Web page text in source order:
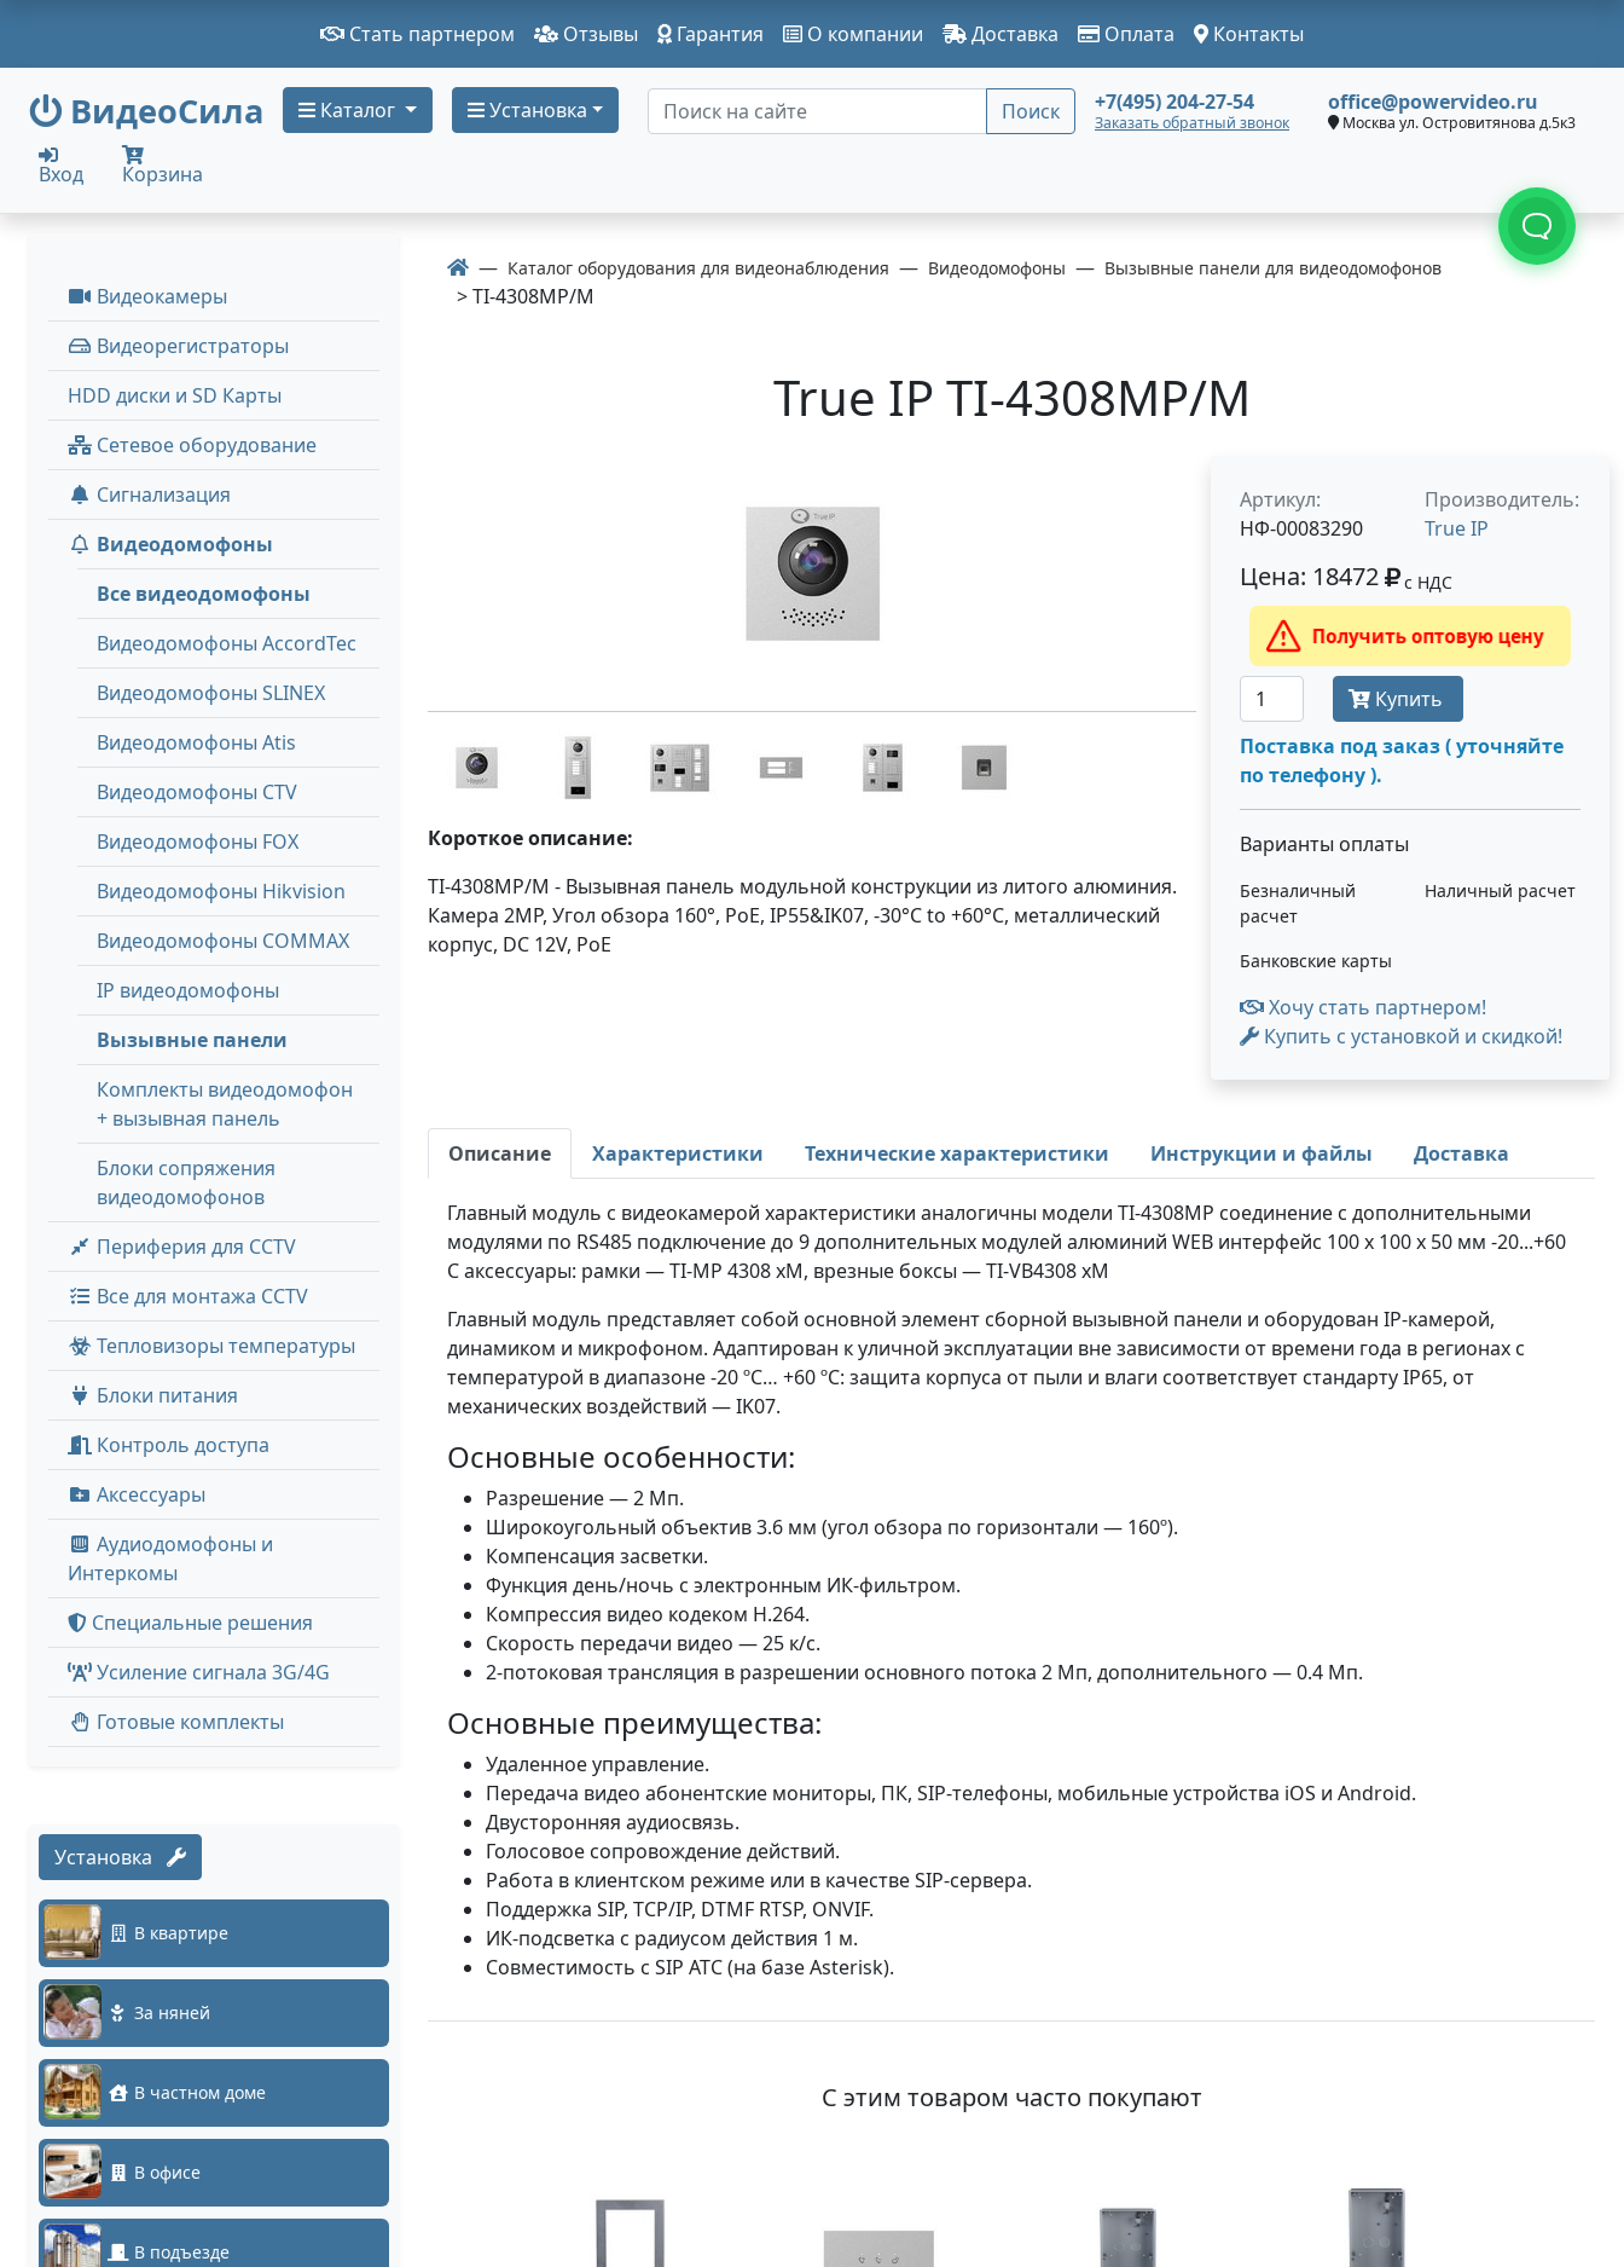
Стать партнером Отзывы Гарантия О компании Доставка Оплата Контакты
ВидеоСила Каталог Установка Поиск +7(495) 204-27-54
Заказать обратный звонок
office@powervideo.ru
Москва ул. Островитянова д.5к3
Вход Корзина
Видеокамеры
Видеорегистраторы
HDD диски и SD Карты
Сетевое оборудование
Сигнализация
Видеодомофоны
Все видеодомофоны
Видеодомофоны AccordTec
Видеодомофоны SLINEX
Видеодомофоны Atis
Видеодомофоны CTV
Видеодомофоны FOX
Видеодомофоны Hikvision
Видеодомофоны COMMAX
IP видеодомофоны
Вызывные панели
Комплекты видеодомофон
+ вызывная панель
Блоки сопряжения
видеодомофонов
Периферия для CCTV
Все для монтажа CCTV
Тепловизоры температуры
Блоки питания
Контроль доступа
Аксессуары
Аудиодомофоны и
Интеркомы
Специальные решения
Усиление сигнала 3G/4G
Готовые комплекты
Установка
В квартире
За няней
В частном доме
В офисе
В подъезде
Каталог оборудования для видеонаблюдения Видеодомофоны Вызывные панели для видеодомофонов
> TI-4308MP/M
True IP TI-4308MP/M
Короткое описание:
TI-4308MP/M - Вызывная панель модульной конструкции из литого алюминия.
Камера 2MP, Угол обзора 160°, PoE, IP55&IK07, -30°C to +60°C, металлический
корпус, DC 12V, PoE
Артикул:
НФ-00083290
Производитель:
True IP
Цена: 18472 с НДС
Получить оптовую цену
Купить
Поставка под заказ ( уточняйте
по телефону ).
Варианты оплаты
Безналичный
расчет
Наличный расчет
Банковские карты
Хочу стать партнером!
Купить с установкой и скидкой!
Описание Характеристики Технические характеристики Инструкции и файлы Доставка
Главный модуль с видеокамерой характеристики аналогичны модели TI-4308MP соединение с дополнительными
модулями по RS485 подключение до 9 дополнительных модулей алюминий WEB интерфейс 100 x 100 x 50 мм -20...+60
C аксессуары: рамки — TI-MP 4308 xM, врезные боксы — TI-VB4308 xM
Главный модуль представляет собой основной элемент сборной вызывной панели и оборудован IP-камерой,
динамиком и микрофоном. Адаптирован к уличной эксплуатации вне зависимости от времени года в регионах с
температурой в диапазоне -20 ºС… +60 ºС: защита корпуса от пыли и влаги соответствует стандарту IP65, от
механических воздействий — IK07.
Основные особенности:
Разрешение — 2 Мп.
Широкоугольный объектив 3.6 мм (угол обзора по горизонтали — 160º).
Компенсация засветки.
Функция день/ночь с электронным ИК-фильтром.
Компрессия видео кодеком H.264.
Скорость передачи видео — 25 к/с.
2-потоковая трансляция в разрешении основного потока 2 Мп, дополнительного — 0.4 Мп.
Основные преимущества:
Удаленное управление.
Передача видео абонентские мониторы, ПК, SIP-телефоны, мобильные устройства iOS и Android.
Двусторонняя аудиосвязь.
Голосовое сопровождение действий.
Работа в клиентском режиме или в качестве SIP-сервера.
Поддержка SIP, TCP/IP, DTMF RTSP, ONVIF.
ИК-подсветка с радиусом действия 1 м.
Совместимость с SIP АТС (на базе Asterisk).
С этим товаром часто покупают